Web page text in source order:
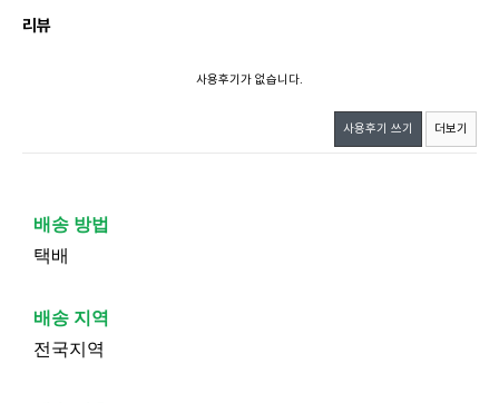
리뷰
사용후기가 없습니다.
사용후기 쓰기 더보기
배송 방법
택배
배송 지역
전국지역